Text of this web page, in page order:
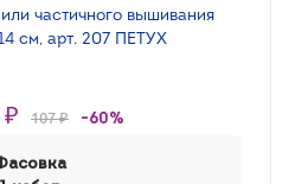
частичного вышивания
см, арт. 207 ПЕТУХ
₽ 107 ₽ -60%